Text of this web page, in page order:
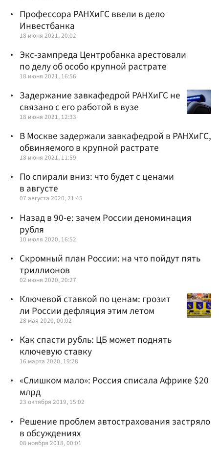
Профессора РАНХиГС ввели в дело
Инвестбанка
18 июня 2021, 20:02
Экс-зампреда Центробанка арестовали
по делу об особо крупной растрате
18 июня 2021, 16:56
Задержание завкафедрой РАНХиГС не
связано с его работой в вузе
18 июня 2021, 12:33
В Москве задержали завкафедрой в РАНХиГС,
обвиняемого в крупной растрате
18 июня 2021, 11:59
По спирали вниз: что будет с ценами
в августе
07 августа 2020, 21:45
Назад в 90-е: зачем России деноминация
рубля
10 июля 2020, 16:52
Скромный план России: на что пойдут пять
триллионов
02 июня 2020, 20:27
Ключевой ставкой по ценам: грозит
ли России дефляция этим летом
28 мая 2020, 00:02
Как спасти рубль: ЦБ может поднять
ключевую ставку
16 марта 2020, 19:28
«Слишком мало»: Россия списала Африке $20
млрд
23 октября 2019, 15:02
Решение проблем автострахования застряло
в обсуждениях
08 ноября 2018, 00:01